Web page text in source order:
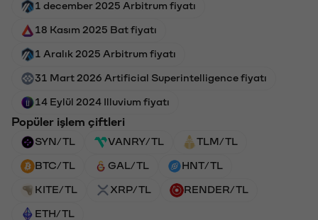
1 december 2025 Arbitrum fiyatı
18 Kasım 2025 Bat fiyatı
1 Aralık 2025 Arbitrum fiyatı
31 Mart 2026 Artificial Superintelligence fiyatı
14 Eylül 2024 Illuvium fiyatı
Popüler işlem çiftleri
SYN/TL VANRY/TL TLM/TL
BTC/TL GAL/TL HNT/TL
KITE/TL XRP/TL RENDER/TL
ETH/TL